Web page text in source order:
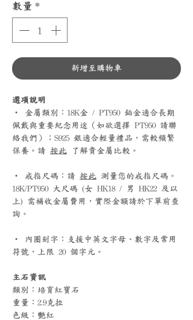
數量 *
新增至購物車
選項說明
‧ 金屬類別：18K金 / PT950 鉑金適合長期
佩戴與重要紀念用途（如欲選擇 PT950 請聯
絡我們）；S925 銀適合輕量禮品，需較頻繁
保養。請 按此 了解貴金屬比較。
‧ 戒指尺碼：請 按此 測量您的戒指尺碼。
18K/PT950 大尺碼 (女 HK18 / 男 HK22 及以
上) 需補收金屬費用，實際金額請於下單前查
詢。
‧ 內圈刻字：支援中英文字母、數字及常用
符號，上限 20 個字元。
主石資訊
類別：培育紅寶石
重量：2.9克拉
色級：艷紅